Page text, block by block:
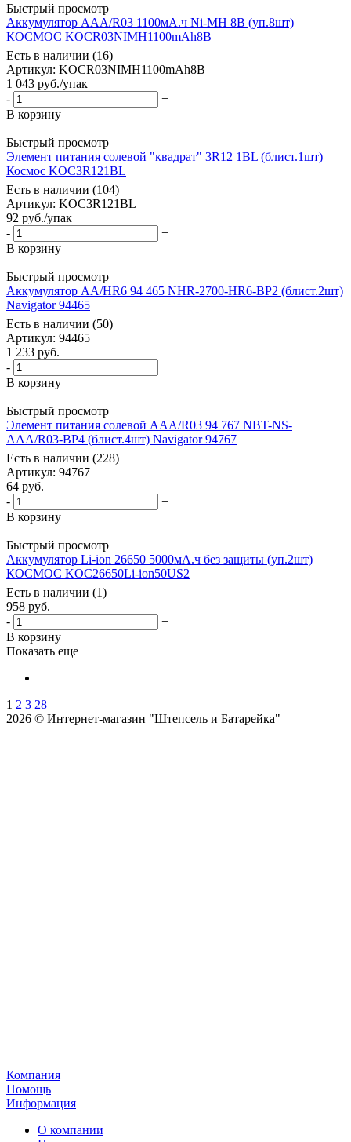
Быстрый просмотр
Аккумулятор AAA/R03 1100мА.ч Ni-MH 8B (уп.8шт)
КОСМОС KOCR03NIMH1100mAh8B
Есть в наличии (16)
Артикул: KOCR03NIMH1100mAh8B
1 043 руб./упак
-
+
В корзину
Быстрый просмотр
Элемент питания солевой "квадрат" 3R12 1BL (блист.1шт)
Космос KOC3R121BL
Есть в наличии (104)
Артикул: KOC3R121BL
92 руб./упак
-
+
В корзину
Быстрый просмотр
Аккумулятор AA/HR6 94 465 NHR-2700-HR6-BP2 (блист.2шт)
Navigator 94465
Есть в наличии (50)
Артикул: 94465
1 233 руб.
-
+
В корзину
Быстрый просмотр
Элемент питания солевой AAA/R03 94 767 NBT-NS-
AAA/R03-BP4 (блист.4шт) Navigator 94767
Есть в наличии (228)
Артикул: 94767
64 руб.
-
+
В корзину
Быстрый просмотр
Аккумулятор Li-ion 26650 5000мА.ч без защиты (уп.2шт)
КОСМОС KOC26650Li-ion50US2
Есть в наличии (1)
958 руб.
-
+
В корзину
Показать еще
1 2 3 28
2026 © Интернет-магазин "Штепсель и Батарейка"
Компания
Помощь
Информация
О компании